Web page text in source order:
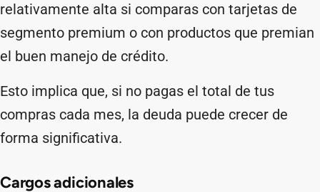
relativamente alta si comparas con tarjetas de
segmento premium o con productos que premian
el buen manejo de crédito.
Esto implica que, si no pagas el total de tus
compras cada mes, la deuda puede crecer de
forma significativa.
Cargos adicionales